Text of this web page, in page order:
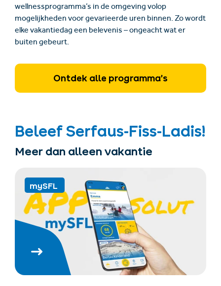
wellnessprogramma’s in de omgeving volop
mogelijkheden voor gevarieerde uren binnen. Zo wordt
elke vakantiedag een belevenis – ongeacht wat er
buiten gebeurt.
Ontdek alle programma’s
Beleef Serfaus-Fiss-Ladis!
Meer dan alleen vakantie
mySFL